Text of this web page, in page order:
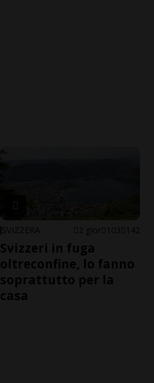
SVIZZERA 2 gior 103 142
Svizzeri in fuga
oltreconfine, lo fanno
soprattutto per la
casa